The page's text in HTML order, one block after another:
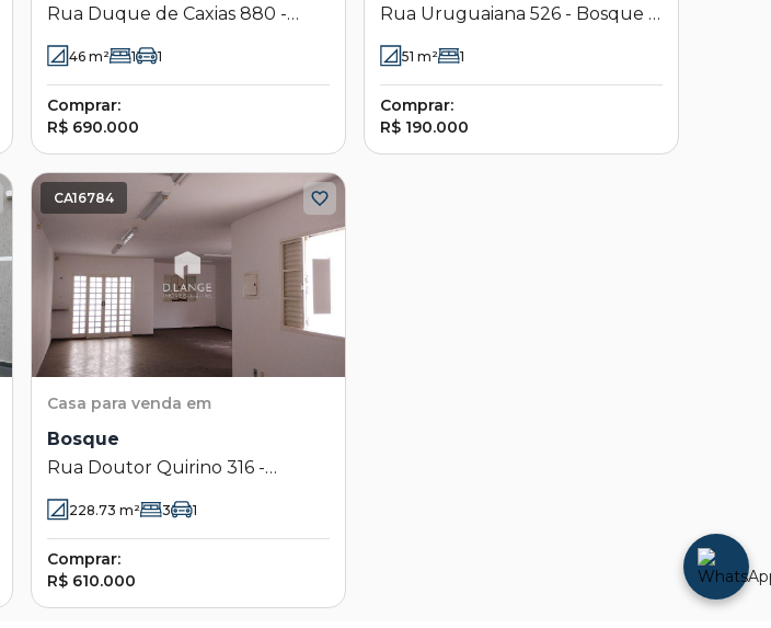
Rua Duque de Caxias 880 -
Bosque - Campinas - SP
46 m² 1 1
Comprar:
R$ 690.000
Rua Uruguaiana 526 - Bosque -
Campinas - SP
51 m² 1
Comprar:
R$ 190.000
CA16784
Casa para venda em
Bosque
Rua Doutor Quirino 316 -
Bosque - Campinas - SP
228.73 m² 3 1
Comprar:
R$ 610.000